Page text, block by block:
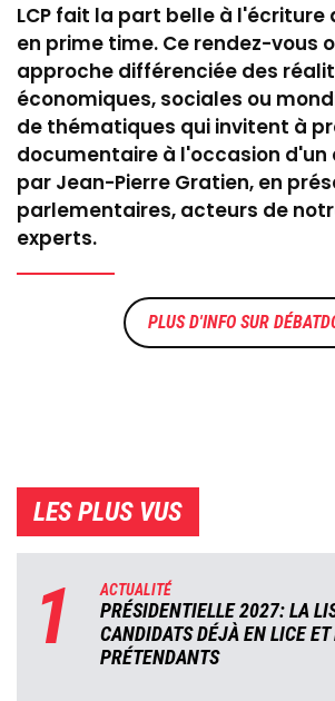
LCP fait la part belle à
en prime time. Ce rendez-vous
approche différenciée des
économiques, sociales ou
de thématiques qui invitent à
documentaire à l'occasion
par Jean-Pierre Gratien, en
parlementaires, acteurs de
experts.
LES PLUS VUS
1 ACTUALITÉ
PRÉSIDENTIELLE 2027: LA
CANDIDATS DÉJÀ EN LICE ET
PRÉTENDANTS